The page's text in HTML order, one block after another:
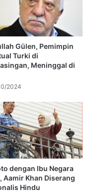
Gülen, Pemimpin
Turki di
Meninggal di
2024
dengan Ibu Negara
Aamir Khan Diserang
Hindu